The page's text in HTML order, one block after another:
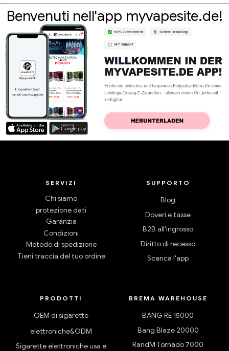
Benvenuti nell'app myvapesite.de!
SERVIZI
Chi siamo
protezione dati
Garanzia
Condizioni
Metodo di spedizione
Tieni traccia del tuo ordine
SUPPORTO
Blog
Doveri e tasse
B2B all'ingrosso
Diritto di recesso
Scarica l'app
PRODOTTI
OEM di sigarette
elettroniche&ODM
Sigarette elettroniche usa e
BREMA WAREHOUSE
BANG RE 15000
Bang Blaze 20000
RandM Tornado 7000